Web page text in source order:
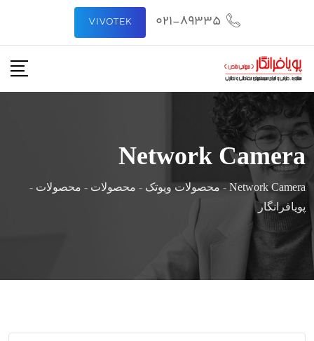
محتوا
021-89335
VIVOTEK
Network Camera
Network Camera
- محصولات ویوتک - محصولات - محصولات -
پویافرانگار